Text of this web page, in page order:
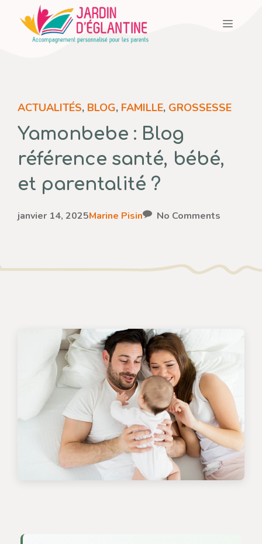
contenu
Menu
ACTUALITÉS, BLOG, FAMILLE, GROSSESSE
Yamonbebe : Blog
référence santé, bébé,
et parentalité ?
janvier 14, 2025Marine Pisin No Comments